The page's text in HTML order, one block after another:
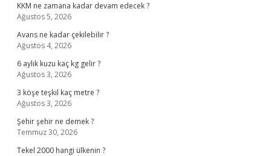
KKM ne zamana kadar devam edecek ?
Ağustos 5, 2026
Avans ne kadar çekilebilir ?
Ağustos 4, 2026
6 aylık kuzu kaç kg gelir ?
Ağustos 3, 2026
3 köşe teşkil kaç metre ?
Ağustos 3, 2026
Şehir şehir ne demek ?
Temmuz 30, 2026
Tekel 2000 hangi ülkenin ?